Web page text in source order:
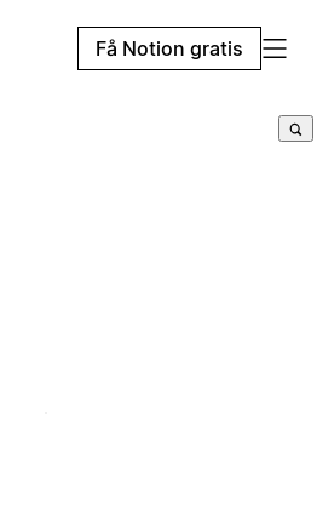
Få Notion gratis